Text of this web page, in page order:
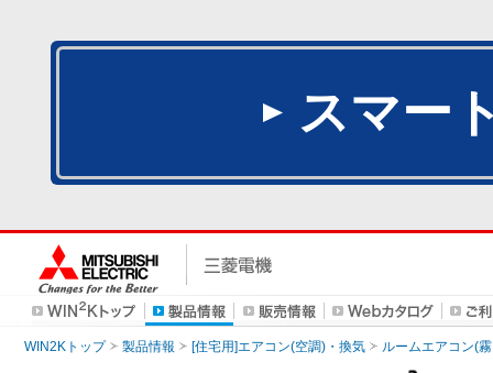
スマー
WIN2Kトップ 製品情報 [住宅用]エアコン(空調)・換気 ルームエアコン(